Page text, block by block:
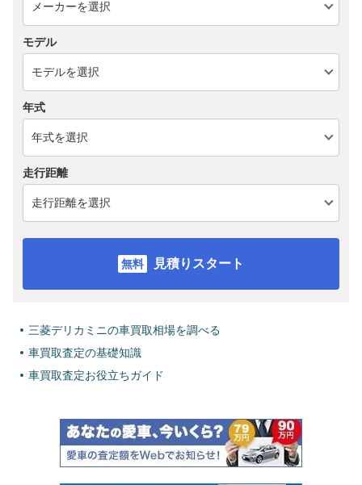
モデル
年式
走行距離
見積りスタート
三菱デリカミニの車買取相場を調べる
車買取査定の基礎知識
車買取査定お役立ちガイド